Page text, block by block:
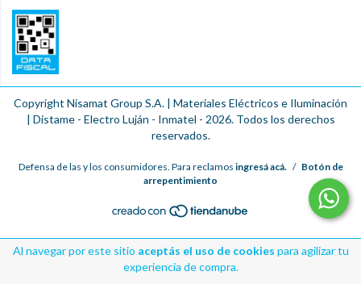
Al navegar por este sitio aceptás el uso de cookies para agilizar tu
experiencia de compra.
Copyright Nisamat Group S.A. | Materiales Eléctricos e Iluminación
| Distame - Electro Luján - Inmatel - 2026. Todos los derechos
reservados.
Defensa de las y los consumidores. Para reclamos ingresá acá. / Botón de
arrepentimiento